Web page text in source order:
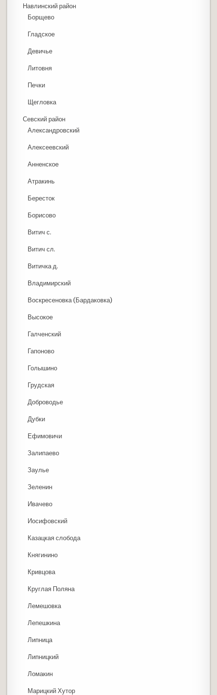
Навлинский район
Борщево
Гладское
Девичье
Литовня
Печки
Щегловка
Севский район
Александровский
Алексеевский
Анненское
Атракинь
Бересток
Борисово
Витич с.
Витич сл.
Витичка д.
Владимирский
Воскресеновка (Бардаковка)
Высокое
Галченский
Гапоново
Голышино
Грудская
Доброводье
Дубки
Ефимовичи
Залипаево
Заулье
Зеленин
Ивачево
Иосифовский
Казацкая слобода
Княгинино
Кривцова
Круглая Поляна
Лемешовка
Лепешкина
Липница
Липницкий
Ломакин
Марицкий Хутор